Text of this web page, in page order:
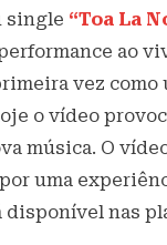
single “Toa La
ao
vez como
o vídeo
música. O
uma
disponível nas